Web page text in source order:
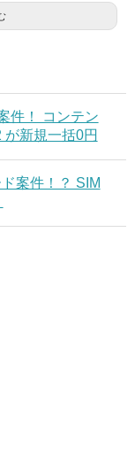
件！ コンテン
新規一括0円
案件！？ SIM